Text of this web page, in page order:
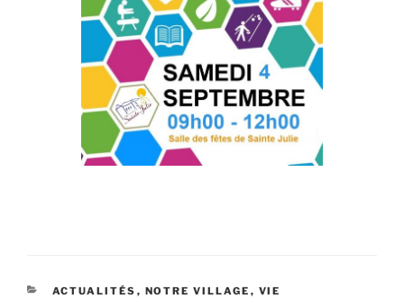
CATÉGORIES
ACTUALITÉS , NOTRE VILLAGE , VIE